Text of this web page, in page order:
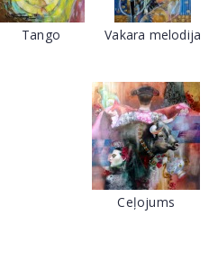
Tango Vakara melodija
Ceļojums